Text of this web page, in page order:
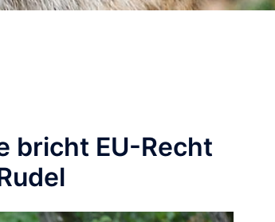
bricht EU-Recht